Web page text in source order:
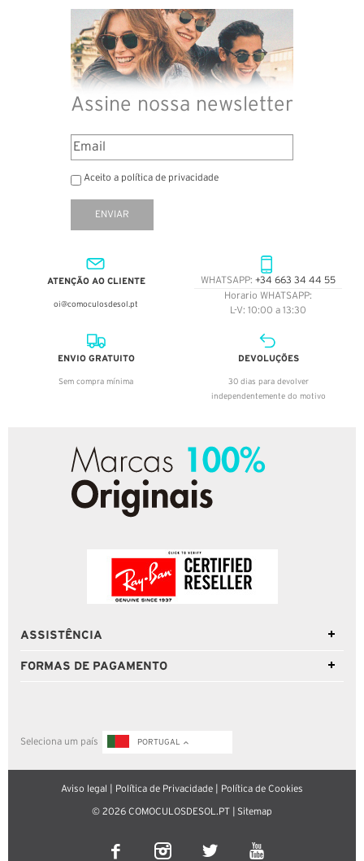
Assine nossa newsletter
Aceito a política de privacidade
ENVIAR
ATENÇÃO AO CLIENTE
oi@comoculosdesol.pt
WHATSAPP: +34 663 34 44 55
Horario WHATSAPP:
L-V: 10:00 a 13:30
ENVIO GRATUITO
Sem compra mínima
DEVOLUÇÕES
30 dias para devolver
independentemente do motivo
ASSISTÊNCIA
FORMAS DE PAGAMENTO
Seleciona um país PORTUGAL
Aviso legal Política de Privacidade Política de Cookies
© 2026 COMOCULOSDESOL.PT | Sitemap